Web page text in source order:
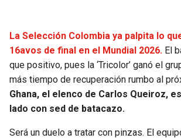
FALCONS
TRAIL BLAZERS
La Selección Colombia ya palpita lo
16avos de final en el Mundial 2026. El
que positivo, pues la ‘Tricolor’ ganó el
más tiempo de recuperación rumbo al
Ghana, el elenco de Carlos Queiroz,
lado con sed de batacazo.
Será un duelo a tratar con pinzas. El